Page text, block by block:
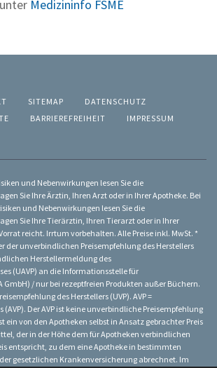
Medizininfo FSME
SITEMAP
DATENSCHUTZ
BARRIEREFREIHEIT IMPRESSUM
und Nebenwirkungen lesen Sie die
Sie Ihre Ärztin, Ihren Arzt oder in Ihrer Apotheke. Bei
und Nebenwirkungen lesen Sie die
Sie Ihre Tierärztin, Ihren Tierarzt oder in Ihrer
reicht. Irrtum vorbehalten. Alle Preise inkl. MwSt. *
der unverbindlichen Preisempfehlung des Herstellers
Herstellermeldung des
(UAVP) an die Informationsstelle für
GmbH) / nur bei rezeptfreien Produkten außer Büchern.
des Herstellers (UVP). AVP =
Der AVP ist keine unverbindliche Preisempfehlung
ein von den Apotheken selbst in Ansatz gebrachter Preis
der in der Höhe dem für Apotheken verbindlichen
entspricht, zu dem eine Apotheke in bestimmten
gesetzlichen Krankenversicherung abrechnet. Im